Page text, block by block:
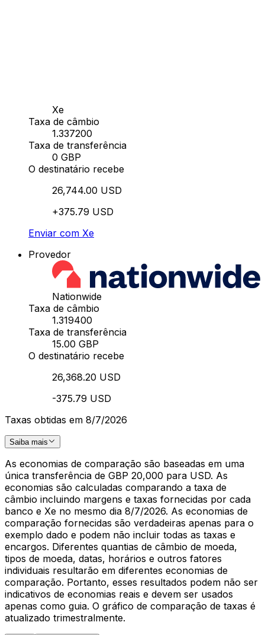
Xe
Taxa de câmbio
1.337200
Taxa de transferência
0 GBP
O destinatário recebe
26,744.00 USD
+375.79 USD
Enviar com Xe
Provedor
Nationwide
Taxa de câmbio
1.319400
Taxa de transferência
15.00 GBP
O destinatário recebe
26,368.20 USD
-375.79 USD
Taxas obtidas em 8/7/2026
Saiba mais
As economias de comparação são baseadas em uma
única transferência de GBP 20,000 para USD. As
economias são calculadas comparando a taxa de
câmbio incluindo margens e taxas fornecidas por cada
banco e Xe no mesmo dia 8/7/2026. As economias de
comparação fornecidas são verdadeiras apenas para o
exemplo dado e podem não incluir todas as taxas e
encargos. Diferentes quantias de câmbio de moeda,
tipos de moeda, datas, horários e outros fatores
individuais resultarão em diferentes economias de
comparação. Portanto, esses resultados podem não ser
indicativos de economias reais e devem ser usados
apenas como guia. O gráfico de comparação de taxas é
atualizado trimestralmente.